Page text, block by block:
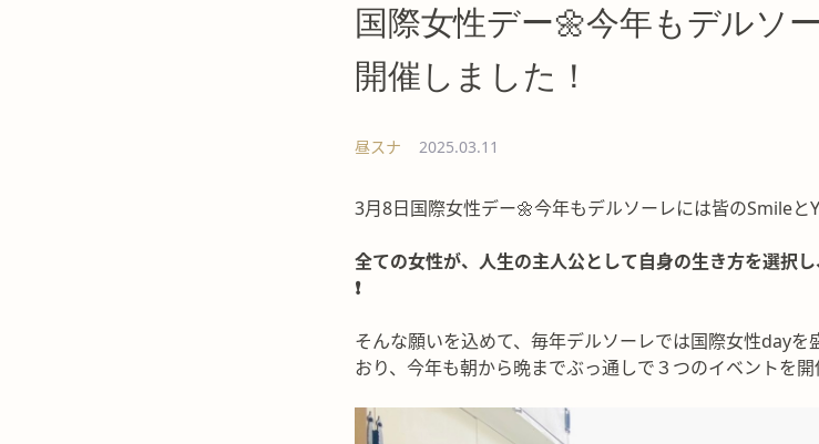
国際女性デー🌼今年もデルソ
開催しました！
昼スナ 2025.03.11
3月8日国際女性デー🌼今年もデルソーレには皆のSmileと
全ての女性が、人生の主人公として自身の生き方を選択
❗️
そんな願いを込めて、毎年デルソーレでは国際女性day
おり、今年も朝から晩までぶっ通しで３つのイベントを開